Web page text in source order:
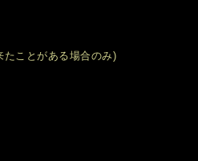
たことがある場合のみ)